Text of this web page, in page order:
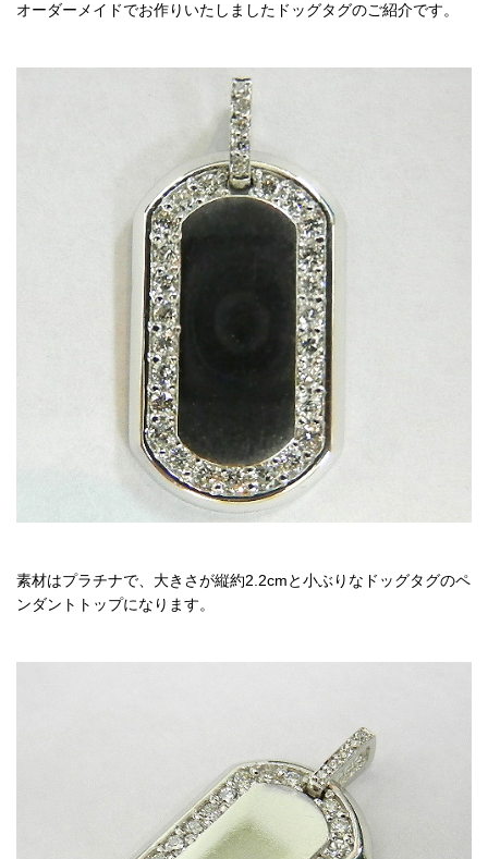
オーダーメイドでお作りいたしましたドッグタグのご紹介です。
素材はプラチナで、大きさが縦約2.2cmと小ぶりなドッグタグのペ
ンダントトップになります。